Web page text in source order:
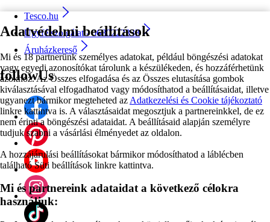
Adatvédelmi beállítások
Mi és 18 partnerünk személyes adatokat, például böngészési adatokat
vagy egyedi azonosítókat tárolunk a készülékeden, és hozzáférhetünk
azokhoz. Az Összes elfogadása és az Összes elutasítása gombok
kiválasztásával elfogadhatod vagy módosíthatod a beállításaidat, illetve
ugyanezt bármikor megteheted az Adatkezelési és Cookie tájékoztató
linkre kattintva is. A választásaidat megosztjuk a partnereinkkel, de ez
nem érinti a böngészési adataidat. A beállításaid alapján személyre
tudjuk szabni a vásárlási élményedet az oldalon.
A hozzájárulási beállításokat bármikor módosíthatod a láblécben
található Süti beállítások linkre kattintva.
Mi és partnereink adataidat a következő célokra
használjuk:
Tesco.hu
Ügyfélszolgálat - 0680222333
Áruházkereső
followUs